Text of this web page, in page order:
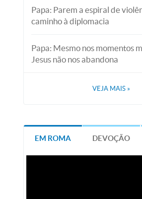
Papa: Parem a espiral de
caminho à diplomacia
Papa: Mesmo nos momentos
Jesus não nos abandona
VEJA MAIS »
EM ROMA DEVOÇÃO